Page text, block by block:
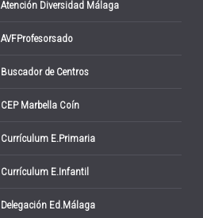
Atención Diversidad Málaga
AVFProfesorsado
Buscador de Centros
CEP Marbella Coín
Currículum E.Primaria
Currículum E.Infantil
Delegación Ed.Málaga